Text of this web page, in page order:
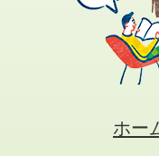
ホー